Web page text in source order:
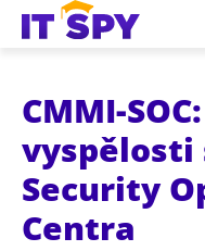
CMMI-
vyspělosti
Security
Centra